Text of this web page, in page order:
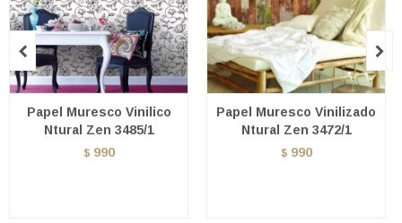
Papel Muresco Vinilico
Ntural Zen 3485/1
$ 990
Papel Muresco Vinilizado
Ntural Zen 3472/1
$ 990
 